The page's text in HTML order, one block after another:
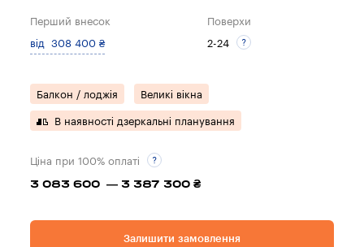
Перший внесок
від 308 400 ₴
Поверхи
2-24
Балкон / лоджія Великі вікна
В наявності дзеркальні планування
Ціна при 100% оплаті
3 083 600 — 3 387 300 ₴
Залишити замовлення